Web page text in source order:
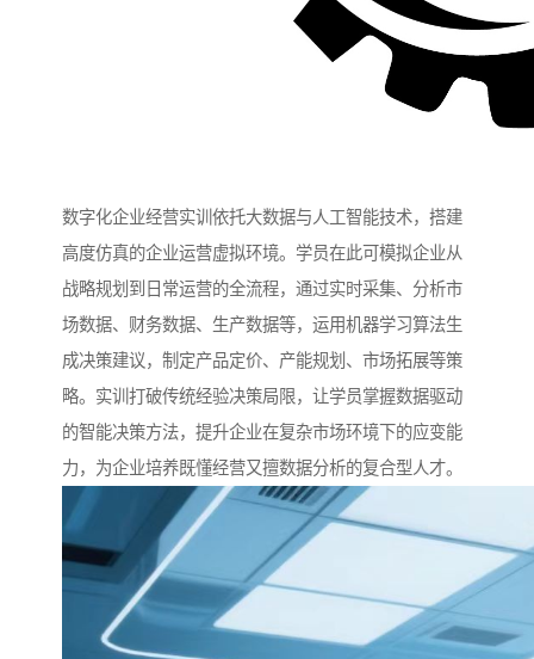
数字化企业经营实训依托大数据与人工智能技术，搭建
高度仿真的企业运营虚拟环境。学员在此可模拟企业从
战略规划到日常运营的全流程，通过实时采集、分析市
场数据、财务数据、生产数据等，运用机器学习算法生
成决策建议，制定产品定价、产能规划、市场拓展等策
略。实训打破传统经验决策局限，让学员掌握数据驱动
的智能决策方法，提升企业在复杂市场环境下的应变能
力，为企业培养既懂经营又擅数据分析的复合型人才。​